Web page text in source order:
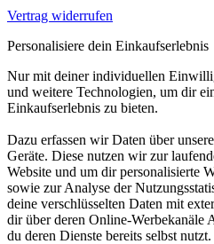
Vertrag widerrufen
Personalisiere dein Einkaufserlebnis
Nur mit deiner individuellen
und weitere Technologien, um dir
Einkaufserlebnis zu bieten.
Dazu erfassen wir Daten über
Geräte. Diese nutzen wir zur
Website und um dir personalisierte
sowie zur Analyse der
deine verschlüsselten Daten mit
dir über deren Online-Werbekanäle
du deren Dienste bereits selbst nutzt.